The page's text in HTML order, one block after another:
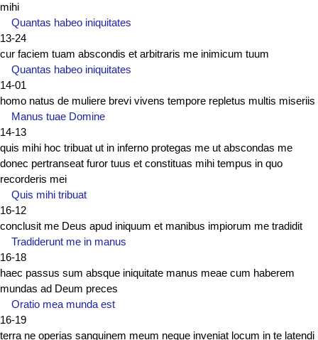
mihi
Quantas habeo iniquitates
13-24
cur faciem tuam abscondis et arbitraris me inimicum tuum
Quantas habeo iniquitates
14-01
homo natus de muliere brevi vivens tempore repletus multis miseriis
Manus tuae Domine
14-13
quis mihi hoc tribuat ut in inferno protegas me ut abscondas me
donec pertranseat furor tuus et constituas mihi tempus in quo
recorderis mei
Quis mihi tribuat
16-12
conclusit me Deus apud iniquum et manibus impiorum me tradidit
Tradiderunt me in manus
16-18
haec passus sum absque iniquitate manus meae cum haberem
mundas ad Deum preces
Oratio mea munda est
16-19
terra ne operias sanguinem meum neque inveniat locum in te latendi